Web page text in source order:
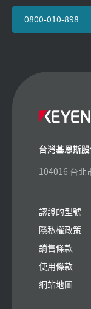
0800-010-898
台灣基恩斯
104016 台北
認證的型號
隱私權政策
銷售條款
使用條款
網站地圖